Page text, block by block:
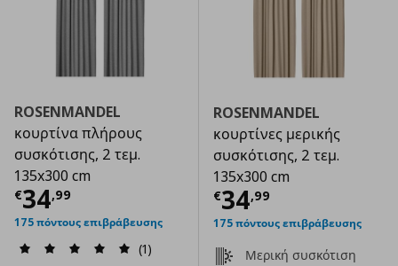
ROSENMANDEL
κουρτίνα πλήρους
συσκότισης, 2 τεμ.
135x300 cm
€34,99
Τρέχουσα τιμή € 34,99
175 πόντους επιβράβευσης
(1)
ROSENMANDEL
κουρτίνες μερικής
συσκότισης, 2 τεμ.
135x300 cm
€34,99
Τρέχουσα
175 πόντους επιβράβευσης
Μερική συσκότιση